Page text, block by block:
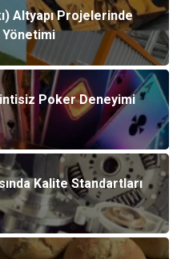
Altyapı Projelerinde
Poker Deneyimi
Kalite Standartları